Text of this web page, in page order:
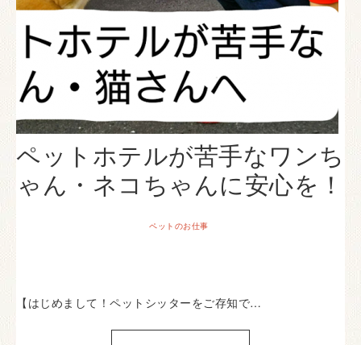
ペットホテルが苦手なワンち
ゃん・ネコちゃんに安心を！
ペットのお仕事
【はじめまして！ペットシッターをご存知で…